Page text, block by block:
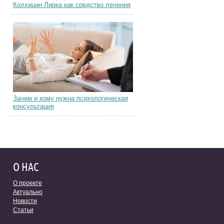
Колхицин Лирка как средство лечения
Зачем и кому нужна психологическая
консультация
О НАС
О проекте
Актуально
Новости
Статьи